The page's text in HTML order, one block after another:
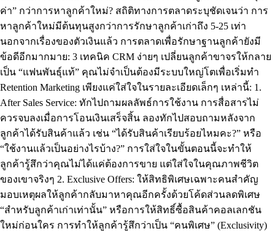
ค่า” กว่าการหาลูกค้าใหม่? สถิติทางการตลาดระบุชัดเจนว่า การ
หาลูกค้าใหม่มีต้นทุนสูงกว่าการรักษาลูกค้าเก่าถึง 5-25 เท่า
นอกจากเรื่องของตัวเงินแล้ว การตลาดเพื่อรักษาฐานลูกค้ายังมี
ข้อดีอีกมากมาย: 3 เทคนิค CRM ง่ายๆ เปลี่ยนลูกค้าขาจรให้กลาย
เป็น “แฟนพันธุ์แท้” คุณไม่จำเป็นต้องมีระบบใหญ่โตเพื่อเริ่มทำ
Retention Marketing เพียงแค่ใส่ใจในรายละเอียดเล็กๆ เหล่านี้: 1.
After Sales Service: ทักไปถามผลลัพธ์การใช้งาน การสื่อสารไม่
ควรจบลงเมื่อการโอนเงินเสร็จสิ้น ลองทักไปสอบถามหลังจาก
ลูกค้าได้รับสินค้าแล้ว เช่น “ได้รับสินค้าเรียบร้อยไหมคะ?” หรือ
“ใช้งานแล้วเป็นอย่างไรบ้าง?” การใส่ใจในขั้นตอนนี้จะทำให้
ลูกค้ารู้สึกว่าคุณไม่ได้แค่ต้องการขาย แต่ใส่ใจในคุณภาพชีวิต
ของเขาจริงๆ 2. Exclusive Offers: ให้สิทธิพิเศษเฉพาะคนสำคัญ
มอบเหตุผลให้ลูกค้ากลับมาหาคุณอีกครั้งด้วยโค้ดส่วนลดพิเศษ
“สำหรับลูกค้าเก่าเท่านั้น” หรือการให้สิทธิ์ซื้อสินค้าคอลเลกชัน
ใหม่ก่อนใคร การทำให้ลูกค้ารู้สึกว่าเป็น “คนพิเศษ” (Exclusivity)